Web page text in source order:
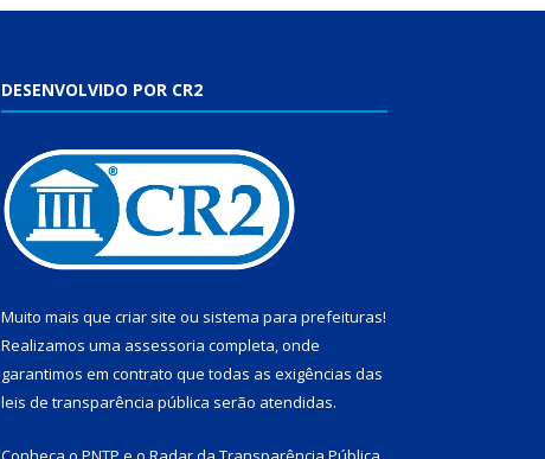
DESENVOLVIDO POR CR2
Muito mais que criar site ou sistema para prefeituras!
Realizamos uma assessoria completa, onde
garantimos em contrato que todas as exigências das
leis de transparência pública serão atendidas.